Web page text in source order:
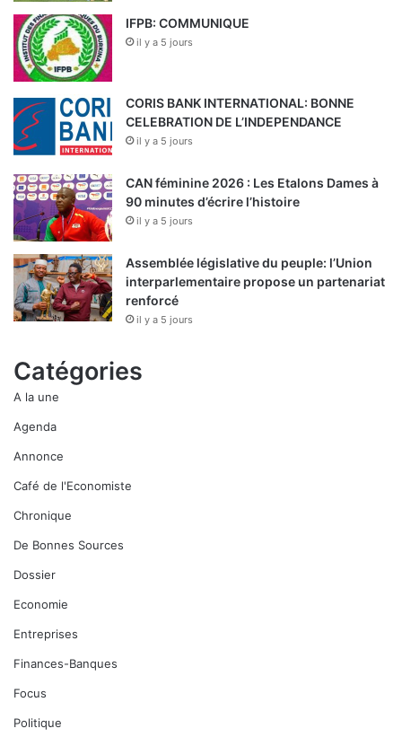
IFPB: COMMUNIQUE
il y a 5 jours
CORIS BANK INTERNATIONAL: BONNE
CELEBRATION DE L’INDEPENDANCE
il y a 5 jours
CAN féminine 2026 : Les Etalons Dames à
90 minutes d’écrire l’histoire
il y a 5 jours
Assemblée législative du peuple: l’Union
interparlementaire propose un partenariat
renforcé
il y a 5 jours
Catégories
A la une
Agenda
Annonce
Café de l'Economiste
Chronique
De Bonnes Sources
Dossier
Economie
Entreprises
Finances-Banques
Focus
Politique